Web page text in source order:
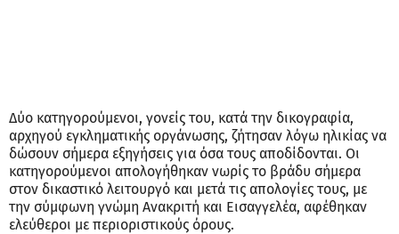
Δύο κατηγορούμενοι, γονείς του, κατά την δικογραφία,
αρχηγού εγκληματικής οργάνωσης, ζήτησαν λόγω ηλικίας να
δώσουν σήμερα εξηγήσεις για όσα τους αποδίδονται. Οι
κατηγορούμενοι απολογήθηκαν νωρίς το βράδυ σήμερα
στον δικαστικό λειτουργό και μετά τις απολογίες τους, με
την σύμφωνη γνώμη Ανακριτή και Εισαγγελέα, αφέθηκαν
ελεύθεροι με περιοριστικούς όρους.